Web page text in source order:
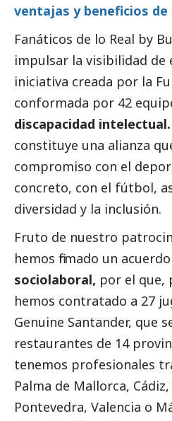
ventajas y beneficios
Fanáticos de lo Real by
impulsar la visibilidad de
iniciativa creada por la
conformada por 42
discapacidad intelectual.
constituye una alianza
compromiso con el
concreto, con el fútbol,
diversidad y la inclusión.
Fruto de nuestro
hemos firmado un
sociolaboral, por el que,
hemos contratado a 27
Genuine Santander, que
restaurantes de 14
tenemos profesionales
Palma de Mallorca,
Pontevedra, Valencia o